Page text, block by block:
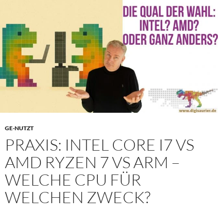
GE-NUTZT
PRAXIS: INTEL CORE I7 VS
AMD RYZEN 7 VS ARM –
WELCHE CPU FÜR
WELCHEN ZWECK?